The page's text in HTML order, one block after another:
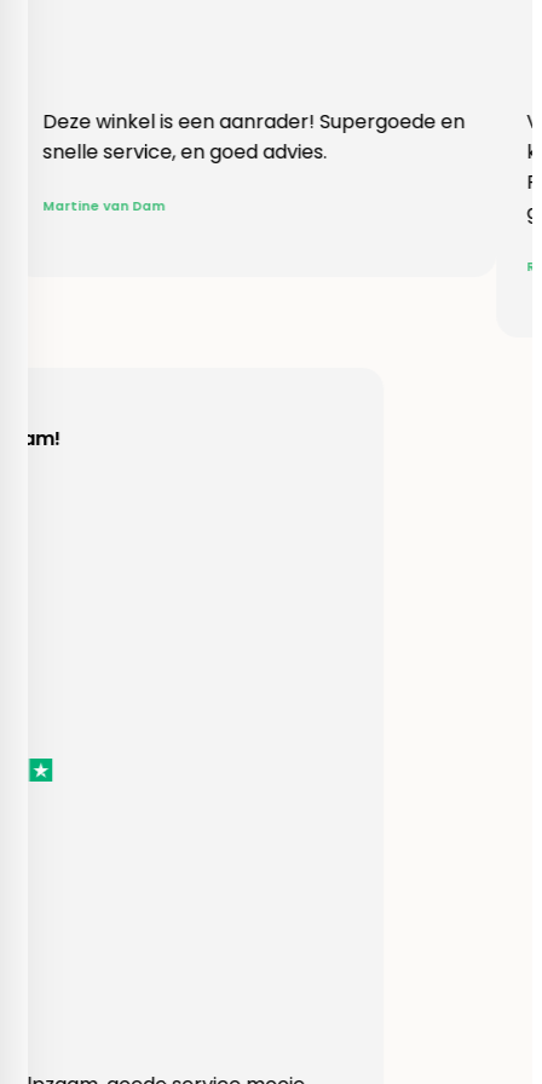
is een aanrader! Supergoede en
en goed advies.
Dam
Vlotte
klopte heel
Rieneke, ze
gegeven
Behulpzaam!